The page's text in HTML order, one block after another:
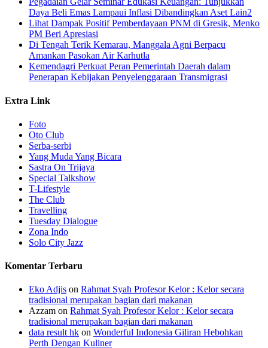
Daya Beli Emas Lampaui Inflasi Dibandingkan Aset Lain2
Lihat Dampak Positif Pemberdayaan PNM di Gresik, Menko
PM Beri Apresiasi
​Di Tengah Terik Kemarau, Manggala Agni Berpacu
Amankan Pasokan Air Karhutla
Kemendagri Perkuat Peran Pemerintah Daerah dalam
Penerapan Kebijakan Penyelenggaraan Transmigrasi
Extra Link
Foto
Oto Club
Serba-serbi
Yang Muda Yang Bicara
Sastra On Trijaya
Special Talkshow
T-Lifestyle
The Club
Travelling
Tuesday Dialogue
Zona Indo
Solo City Jazz
Komentar Terbaru
Eko Adjis on Rahmat Syah Profesor Kelor : Kelor secara
tradisional merupakan bagian dari makanan
Azzam on Rahmat Syah Profesor Kelor : Kelor secara
tradisional merupakan bagian dari makanan
data result hk on Wonderful Indonesia Giliran Hebohkan
Perth Dengan Kuliner